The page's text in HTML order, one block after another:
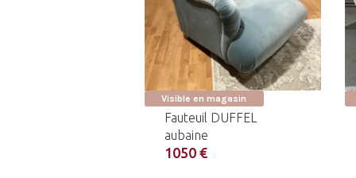
Visible en magasin
Fauteuil DUFFEL
aubaine
1050 €